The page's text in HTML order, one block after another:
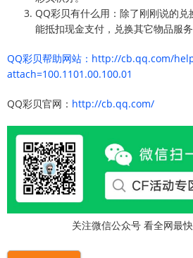
QQ彩贝有什么用：除了刚刚说的
能抵扣现金支付，兑换其它物品服务
QQ彩贝帮助网站：http://cb.qq.com/
attach=100.1101.00.100.01
QQ彩贝官网： http://cb.qq.com/
关注微信公众号 看全网最